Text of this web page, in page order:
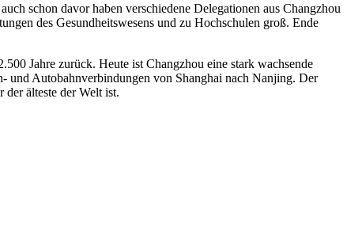
schon davor haben verschiedene Delegationen aus Changzhou
des Gesundheitswesens und zu Hochschulen groß. Ende
Jahre zurück. Heute ist Changzhou eine stark wachsende
und Autobahnverbindungen von Shanghai nach Nanjing. Der
älteste der Welt ist.